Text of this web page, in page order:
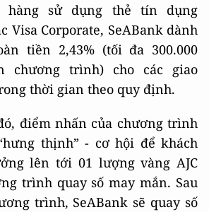
hàng sử dụng thẻ tín dụng
Visa Corporate, SeABank dành
tiền 2,43% (tối đa 300.000
chương trình) cho các giao
thời gian theo quy định.
điểm nhấn của chương trình
thịnh” - cơ hội để khách
lên tới 01 lượng vàng AJC
trình quay số may mắn. Sau
trình, SeABank sẽ quay số